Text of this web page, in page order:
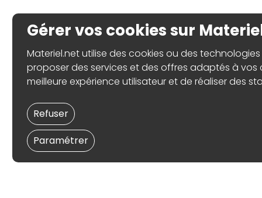
Gérer vos cookies sur
Materiel.net utilise des cookies ou des
proposer des services et des offres adaptés à vos
meilleure expérience utilisateur et de réaliser des
Paramétrer
Refuser